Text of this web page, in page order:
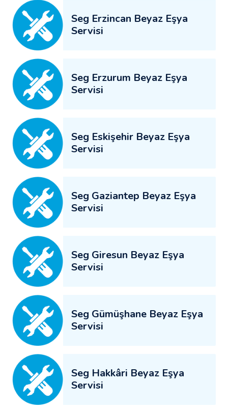
Seg Erzincan Beyaz Eşya
Servisi
Seg Erzurum Beyaz Eşya
Servisi
Seg Eskişehir Beyaz Eşya
Servisi
Seg Gaziantep Beyaz Eşya
Servisi
Seg Giresun Beyaz Eşya
Servisi
Seg Gümüşhane Beyaz Eşya
Servisi
Seg Hakkâri Beyaz Eşya
Servisi